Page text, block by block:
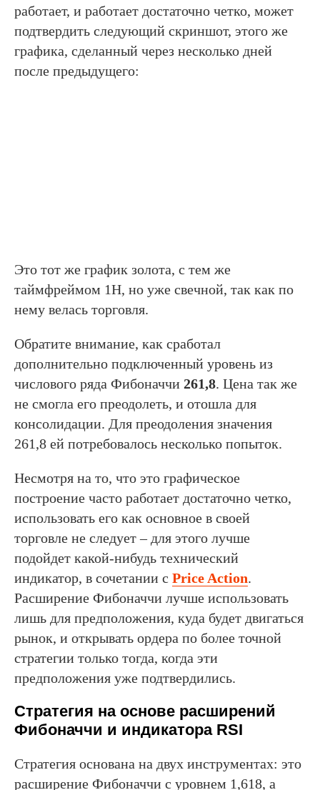
работает, и работает достаточно четко, может
подтвердить следующий скриншот, этого же
графика, сделанный через несколько дней
после предыдущего:
Это тот же график золота, с тем же
таймфреймом 1Н, но уже свечной, так как по
нему велась торговля.
Обратите внимание, как сработал
дополнительно подключенный уровень из
числового ряда Фибоначчи 261,8. Цена так же
не смогла его преодолеть, и отошла для
консолидации. Для преодоления значения
261,8 ей потребовалось несколько попыток.
Несмотря на то, что это графическое
построение часто работает достаточно четко,
использовать его как основное в своей
торговле не следует – для этого лучше
подойдет какой-нибудь технический
индикатор, в сочетании с Price Action.
Расширение Фибоначчи лучше использовать
лишь для предположения, куда будет двигаться
рынок, и открывать ордера по более точной
стратегии только тогда, когда эти
предположения уже подтвердились.
Стратегия на основе расширений
Фибоначчи и индикатора RSI
Стратегия основана на двух инструментах: это
расширение Фибоначчи с уровнем 1,618, а